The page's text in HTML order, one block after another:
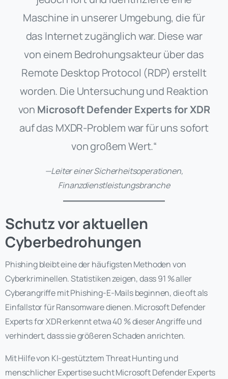
Maschine in unserer Umgebung, die für
das Internet zugänglich war. Diese war
von einem Bedrohungsakteur über das
Remote Desktop Protocol (RDP) erstellt
worden. Die Untersuchung und Reaktion
von Microsoft Defender Experts for XDR
auf das MXDR-Problem war für uns sofort
von großem Wert.“
—Leiter einer Sicherheitsoperationen,
Finanzdienstleistungsbranche
Schutz vor aktuellen
Cyberbedrohungen
Phishing bleibt eine der häufigsten Methoden von
Cyberkriminellen. Statistiken zeigen, dass 91 % aller
Cyberangriffe mit Phishing-E-Mails beginnen, die oft als
Einfallstor für Ransomware dienen. Microsoft Defender
Experts for XDR erkennt etwa 40 % dieser Angriffe und
verhindert, dass sie größeren Schaden anrichten.
Mit Hilfe von KI-gestütztem Threat Hunting und
menschlicher Expertise sucht Microsoft Defender Experts